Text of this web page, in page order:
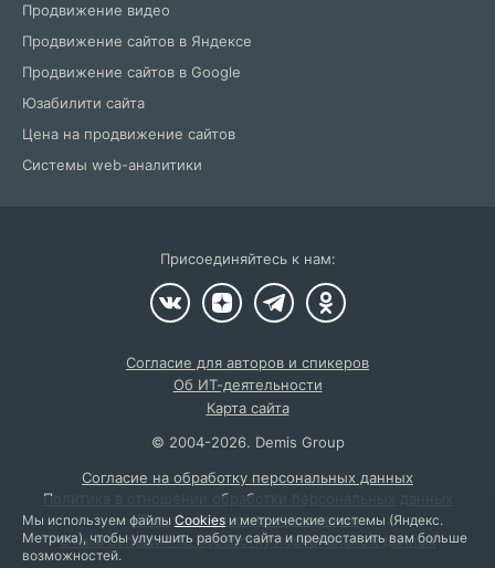
Продвижение видео
Продвижение сайтов в Яндексе
Продвижение сайтов в Google
Юзабилити сайта
Цена на продвижение сайтов
Системы web-аналитики
Присоединяйтесь к нам:
© 2004-2026. Demis Group
Карта сайта
Об ИТ-деятельности
Согласие для авторов и спикеров
Согласие на обработку персональных данных
Политика в отношении обработки персональных данных
Пользовательское соглашение
Отзыв согласия на обработку персональных данных
Мы используем файлы Cookies и метрические системы (Яндекс.
Метрика), чтобы улучшить работу сайта и предоставить вам больше
возможностей.